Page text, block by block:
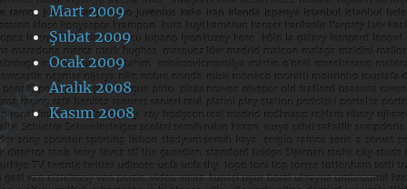
Mart 2009
Şubat 2009
Ocak 2009
Aralık 2008
Kasım 2008